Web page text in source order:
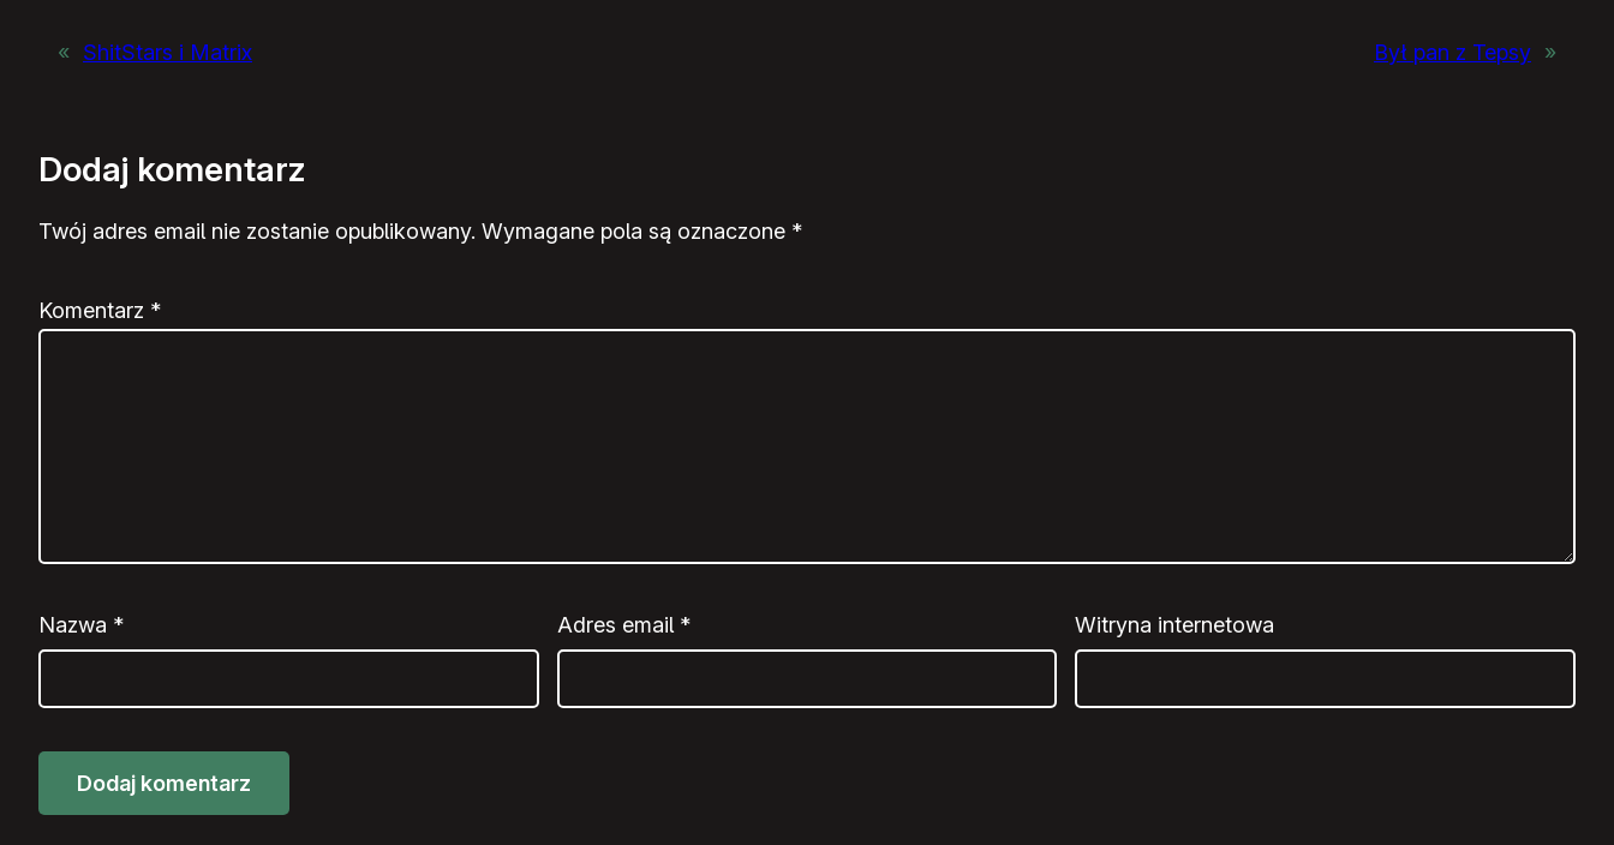
« ShitStars i Matrix Był pan z Tepsy »
Dodaj komentarz
Twój adres email nie zostanie opublikowany. Wymagane pola są oznaczone *
Komentarz *
Nazwa * Adres email * Witryna internetowa